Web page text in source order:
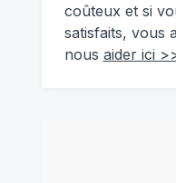
coûteux et si
satisfaits, vous
nous aider ici